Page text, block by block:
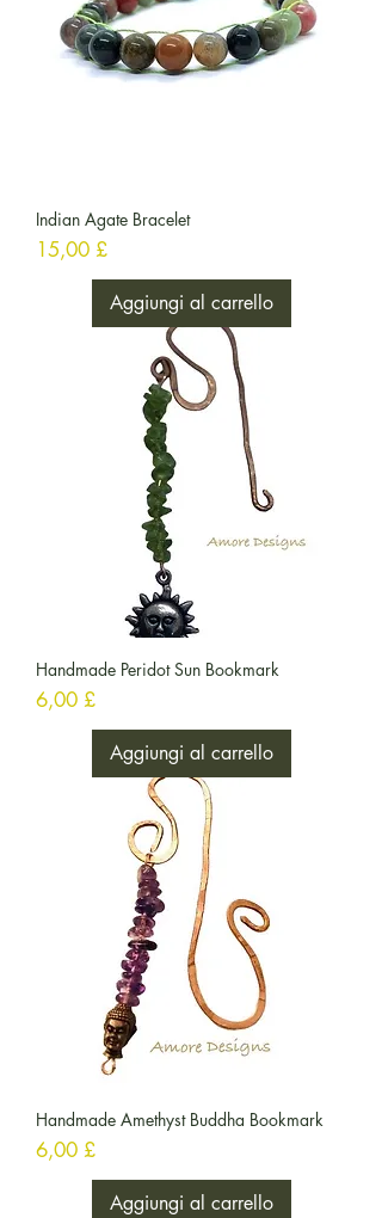
Indian Agate Bracelet
Prezzo
15,00 £
Aggiungi al carrello
Handmade Peridot Sun Bookmark
Prezzo
6,00 £
Aggiungi al carrello
Handmade Amethyst Buddha Bookmark
Prezzo
6,00 £
Aggiungi al carrello